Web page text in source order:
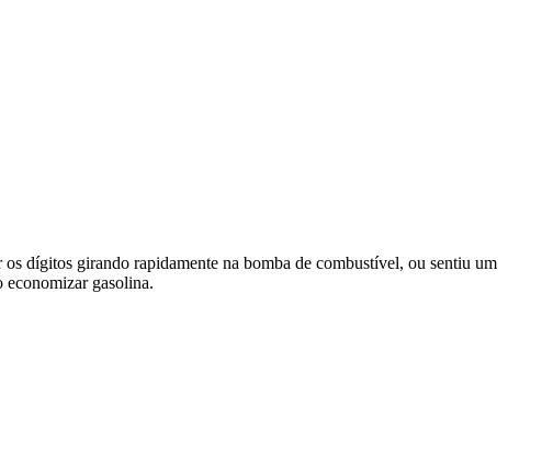
dígitos girando rapidamente na bomba de combustível, ou sentiu um
economizar gasolina.